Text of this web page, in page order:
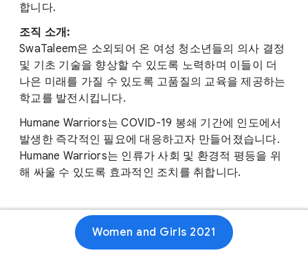
합니다.
조직 소개:
SwaTaleem은 소외되어 온 여성 청소년들의 의사 결정
및 기초 기술을 향상할 수 있도록 노력하며 이들이 더
나은 미래를 가질 수 있도록 고품질의 교육을 제공하는
학교를 발전시킵니다.
Humane Warriors는 COVID-19 봉쇄 기간에 인도에서
발생한 즉각적인 필요에 대응하고자 만들어졌습니다.
Humane Warriors는 인류가 사회 및 환경적 평등을 위
해 싸울 수 있도록 효과적인 조치를 취합니다.
Women and Girls 2021